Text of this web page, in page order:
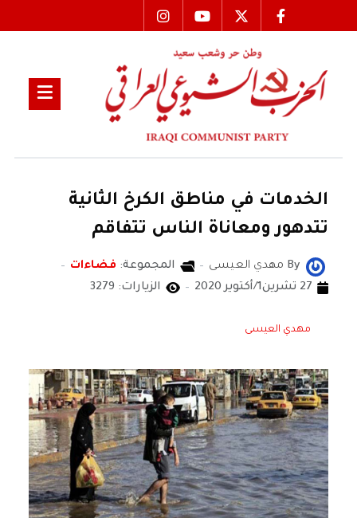
الخدمات في مناطق الكرخ الثانية
تتدهور ومعاناة الناس تتفاقم
By مهدي العيسى المجموعة: فضاءات
27 تشرين1/أكتوير 2020
الزيارات: 3279
مهدي العيسى